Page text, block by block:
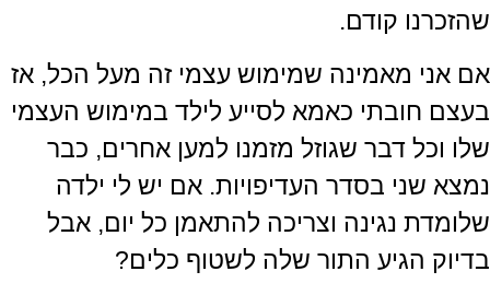
שהזכרנו קודם.
אם אני מאמינה שמימוש עצמי זה מעל הכל, אז
בעצם חובתי כאמא לסייע לילד במימוש העצמי
שלו וכל דבר שגוזל מזמנו למען אחרים, כבר
נמצא שני בסדר העדיפויות. אם יש לי ילדה
שלומדת נגינה וצריכה להתאמן כל יום, אבל
בדיוק הגיע התור שלה לשטוף כלים?